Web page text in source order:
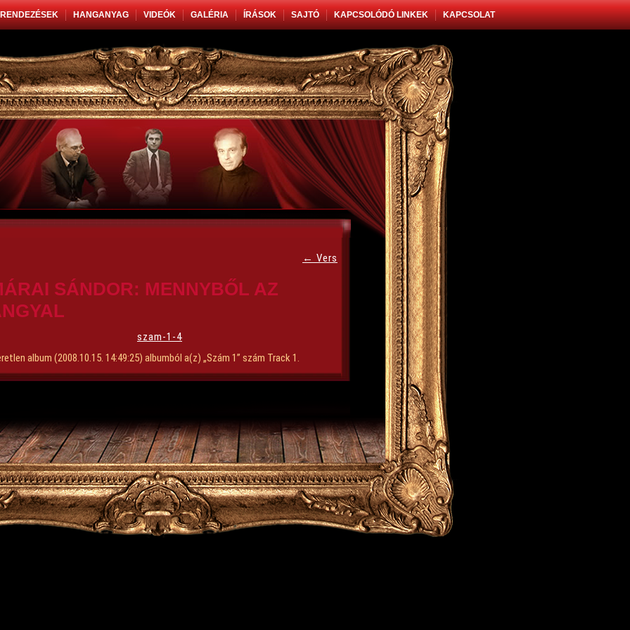
RENDEZÉSEK HANGANYAG VIDEÓK GALÉRIA ÍRÁSOK SAJTÓ KAPCSOLÓDÓ LINKEK KAPCSOLAT
← Vers
SÁNDOR: MENNYBŐL AZ
szam-1-4
album (2008.10.15. 14:49:25) albumból a(z) „Szám 1” szám Track 1.